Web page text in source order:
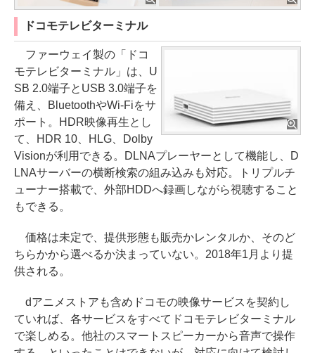
ドコモテレビターミナル
ファーウェイ製の「ドコ
モテレビターミナル」は、U
SB 2.0端子とUSB 3.0端子を
備え、BluetoothやWi-Fiをサ
ポート。HDR映像再生とし
て、HDR 10、HLG、Dolby
Visionが利用できる。DLNAプレーヤーとして機能し、D
LNAサーバーの横断検索の組み込みも対応。トリプルチ
ューナー搭載で、外部HDDへ録画しながら視聴すること
もできる。
価格は未定で、提供形態も販売かレンタルか、そのど
ちらかから選べるか決まっていない。2018年1月より提
供される。
dアニメストアも含めドコモの映像サービスを契約し
ていれば、各サービスをすべてドコモテレビターミナル
で楽しめる。他社のスマートスピーカーから音声で操作